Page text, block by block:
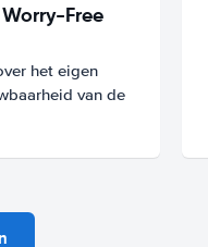
Free
het eigen
van de